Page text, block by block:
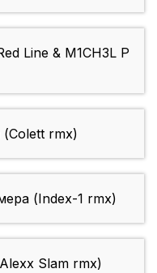
Line & M1CH3L P
rmx)
(Index-1 rmx)
Slam rmx)